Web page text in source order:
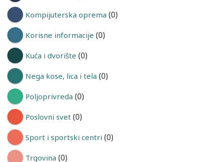
Kompijuterska oprema (0)
Korisne informacije (0)
Kuća i dvorište (0)
Nega kose, lica i tela (0)
Poljoprivreda (0)
Poslovni svet (0)
Sport i sportski centri (0)
Trgovina (0)